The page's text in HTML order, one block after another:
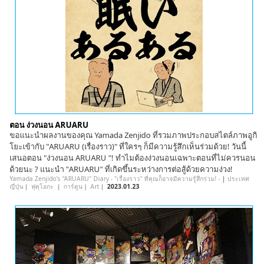
ตอน ง่วงนอน ARUARU
ขอแนะนำผลงานของคุณ Yamada Zenjido ที่รวมภาพประกอบสไตล์ภาพอูกิ
โยะเข้ากับ "ARUARU (เรื่องราว)" ที่ใครๆ ก็มีความรู้สึกเห็นร่วมด้วย! วันนี้
เสนอตอน "ง่วงนอน ARUARU "! ทำไมต้องง่วงนอนเฉพาะตอนที่ไม่ควรนอน
ด้วยนะ ? แนะนำ "ARUARU" ที่เกิดขึ้นระหว่างการต่อสู้ด้วยความง่วง!
Yamada Zenjido's "ARUARU" Diary - "เรื่องราว" ที่คุณก็อาจมีความรู้สึกร่วม! - | ประเทศ
ญี่ปุ่น｜ ฟุคุโอกะ ｜ การ์ตูน｜ Art｜ 2023.01.23